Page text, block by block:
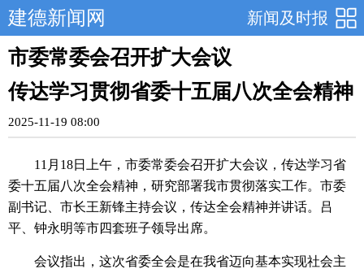
新闻及时报
建德新闻网
市委常委会召开扩大会议
传达学习贯彻省委十五届八次全会精神
2025-11-19 08:00
11月18日上午，市委常委会召开扩大会议，传达学习省
委十五届八次全会精神，研究部署我市贯彻落实工作。市委
副书记、市长王新锋主持会议，传达全会精神并讲话。吕
平、钟永明等市四套班子领导出席。
会议指出，这次省委全会是在我省迈向基本实现社会主